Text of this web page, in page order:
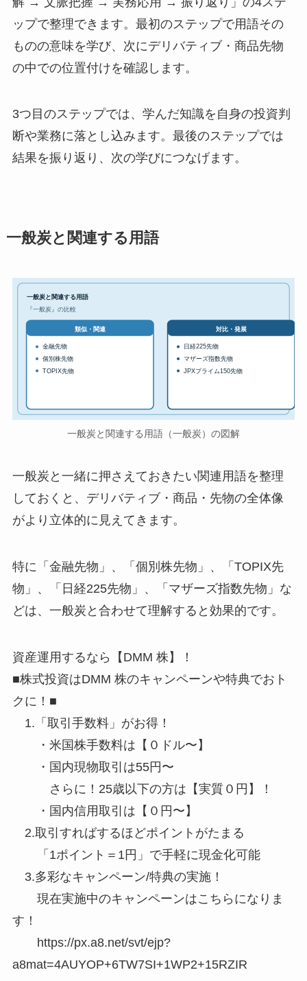
ップで整理できます。最初のステップで用語その
ものの意味を学び、次にデリバティブ・商品先物
の中での位置付けを確認します。
3つ目のステップでは、学んだ知識を自身の投資判
断や業務に落とし込みます。最後のステップでは
結果を振り返り、次の学びにつなげます。
一般炭と関連する用語
一般炭と関連する用語
『一般炭』の比較
類似・関連
金融先物
個別株先物
TOPIX先物
対比・発展
日経225先物
マザーズ指数先物
JPXプライム150先物
一般炭と関連する用語（一般炭）の図解
一般炭と一緒に押さえておきたい関連用語を整理
しておくと、デリバティブ・商品・先物の全体像
がより立体的に見えてきます。
特に「金融先物」、「個別株先物」、「TOPIX先
物」、「日経225先物」、「マザーズ指数先物」な
どは、一般炭と合わせて理解すると効果的です。
資産運用するなら【DMM 株】！
■株式投資はDMM 株のキャンペーンや特典でおト
クに！■
1.「取引手数料」がお得！
・米国株手数料は【０ドル〜】
・国内現物取引は55円〜
さらに！25歳以下の方は【実質０円】！
・国内信用取引は【０円〜】
2.取引すればするほどポイントがたまる
「1ポイント＝1円」で手軽に現金化可能
3.多彩なキャンペーン/特典の実施！
現在実施中のキャンペーンはこちらになりま
す！
https://px.a8.net/svt/ejp?
a8mat=4AUYOP+6TW7SI+1WP2+15RZIR